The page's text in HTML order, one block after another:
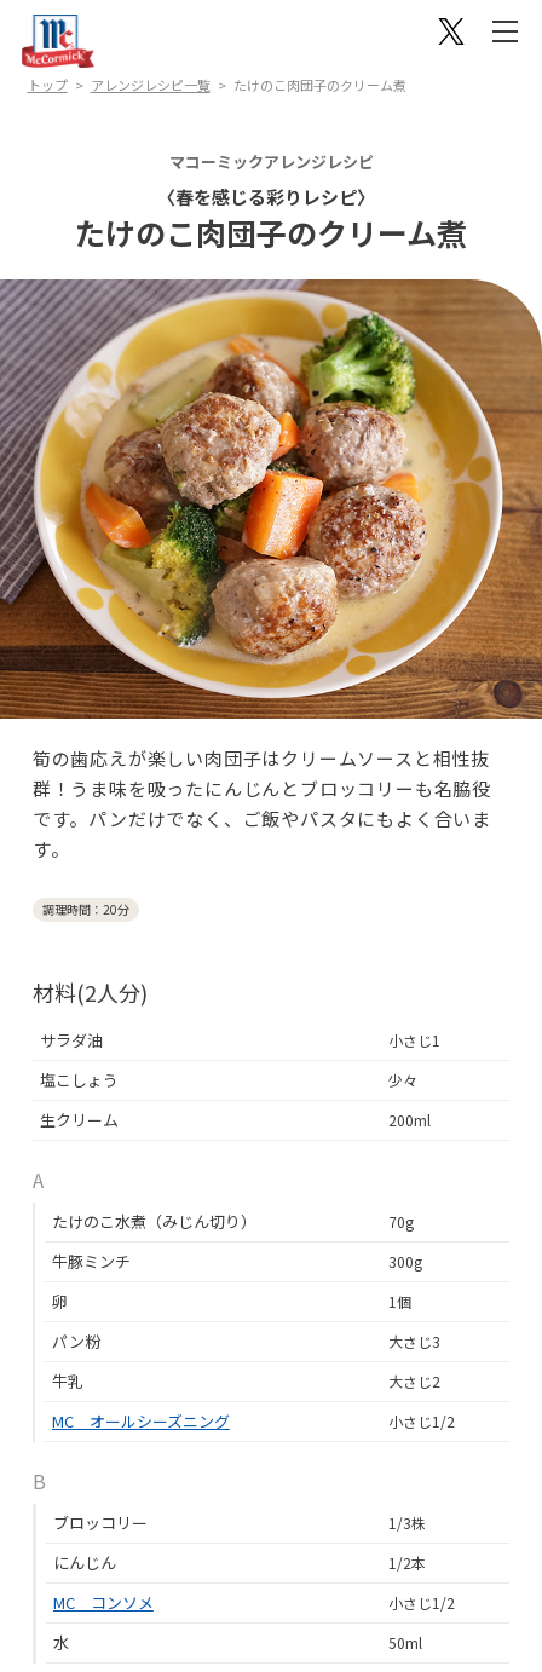
トップ アレンジレシピ一覧 たけのこ肉団子のクリーム煮
マコーミックアレンジレシピ
〈春を感じる彩りレシピ〉
たけのこ肉団子のクリーム煮
筍の歯応えが楽しい肉団子はクリームソースと相性抜
群！うま味を吸ったにんじんとブロッコリーも名脇役
です。パンだけでなく、ご飯やパスタにもよく合いま
す。
調理時間：20分
材料(2人分)
サラダ油 小さじ1
塩こしょう 少々
生クリーム 200ml
A
たけのこ水煮（みじん切り） 70g
牛豚ミンチ 300g
卵 1個
パン粉 大さじ3
牛乳 大さじ2
MC オールシーズニング 小さじ1/2
B
ブロッコリー 1/3株
にんじん 1/2本
MC コンソメ 小さじ1/2
水 50ml